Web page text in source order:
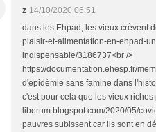
z 14/10/2020 06:51
dans les Ehpad, les vieux crèvent
plaisir-et-alimentation-en-ehpad-
indispensable/3186737<br />
https://documentation.ehesp.fr/
d'épidémie sans famine dans
c'est pour cela que les vieux
liberum.blogspot.com/2020/05/
pauvres subissent car ils sont en